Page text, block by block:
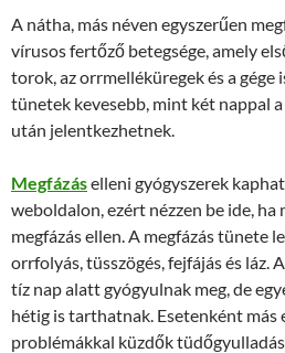
A nátha, más néven egyszerűen
vírusos fertőző betegsége, amely
torok, az orrmelléküregek és a
tünetek kevesebb, mint két nappal
után jelentkezhetnek.
Megfázáselleni gyógyszerek
weboldalon, ezért nézzen be ide,
megfázás ellen. A megfázás tünete
orrfolyás, tüsszögés, fejfájás és láz.
tíz nap alatt gyógyulnak meg, de
hétig is tarthatnak. Esetenként más
problémákkal küzdők